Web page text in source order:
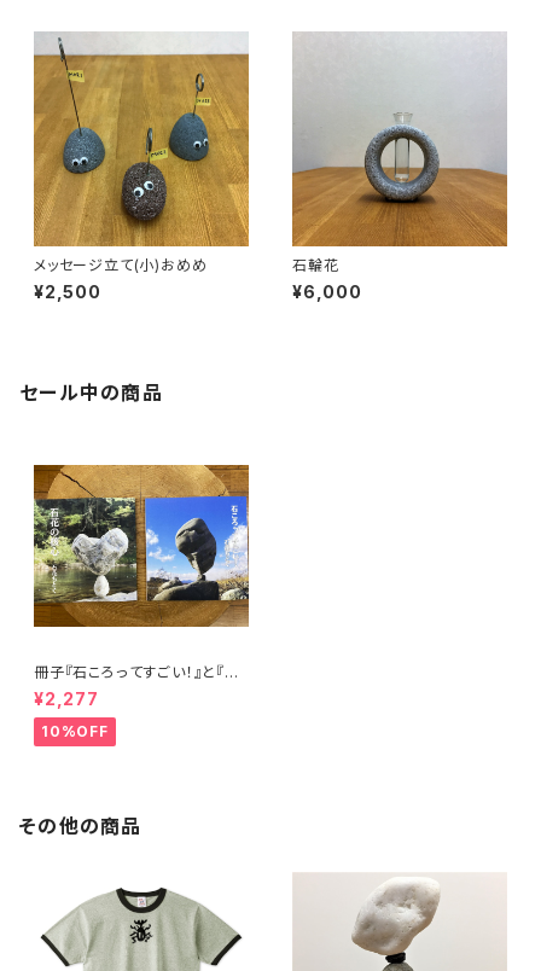
メッセージ立て(小)おめめ
¥2,500
石輪花
¥6,000
セール中の商品
冊子『石ころってすごい！』と『石
花の核心』のセット
¥2,277
10%OFF
その他の商品